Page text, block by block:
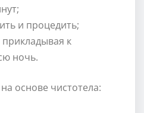
и процедить;
к
ночь.
основе чистотела: